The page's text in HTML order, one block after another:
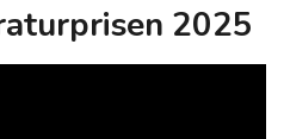
2025